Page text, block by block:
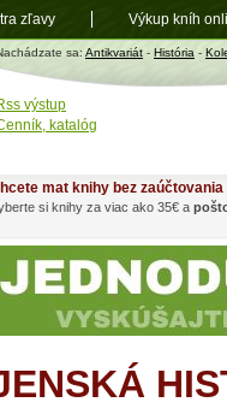
sa: Antikvariát - História -
mat knihy bez
si knihy za viac ako 35€ a
výstup
katalóg
zľavy Výkup kníh